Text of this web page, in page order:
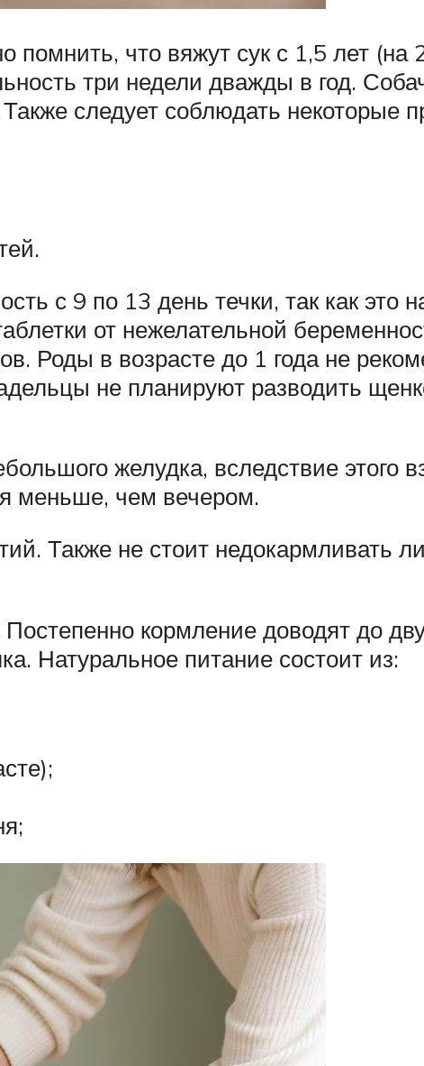
что вяжут сук с 1,5 лет (на
три недели дважды в год.
следует соблюдать некоторые
с 9 по 13 день течки, так как это
от нежелательной
Роды в возрасте до 1 года не
не планируют разводить
желудка, вследствие этого
меньше, чем вечером.
Также не стоит недокармливать
кормление доводят до
Натуральное питание состоит из: